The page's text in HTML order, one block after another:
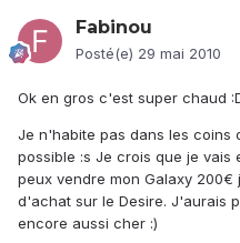
Fabinou
Posté(e) 29 mai 2010
Ok en gros c'est super chaud
Je n'habite pas dans les coins
possible :s Je crois que je vais
peux vendre mon Galaxy
d'achat sur le Desire. J'aurais
encore aussi cher :)